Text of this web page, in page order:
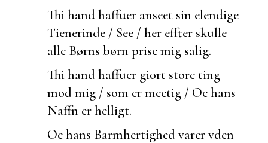
Thi hand haffuer anseet sin elendige
Tienerinde / See / her effter skulle
alle Børns børn prise mig salig.
Thi hand haffuer giort store ting
mod mig / som er mectig / Oc hans
Naffn er helligt.
Oc hans Barmhertighed varer vden